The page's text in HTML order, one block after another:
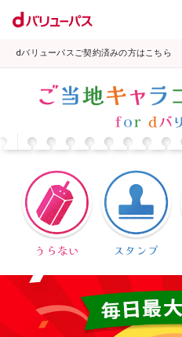
dバリューパスご契約済みの方はこちら
うらない スタンプ